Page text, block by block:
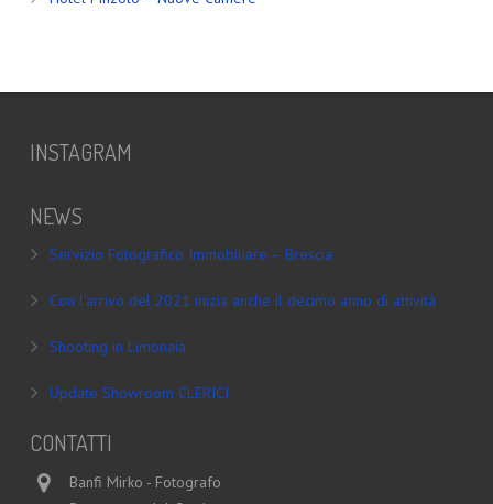
INSTAGRAM
NEWS
Servizio Fotografico Immobiliare – Brescia
Con l’arrivo del 2021 inizia anche il decimo anno di attività
Shooting in Limonaia
Update Showroom CLERICI
CONTATTI
Banfi Mirko - Fotografo